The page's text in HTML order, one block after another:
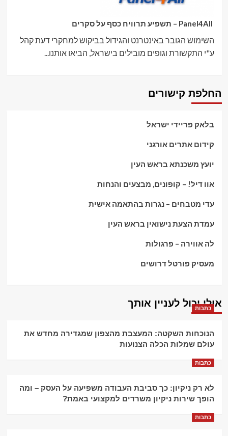
השימוש הגובר באינטרנט והגידול בביקוש למחקרי דעת קהל
ע"י התקשורת וגופים מובילים בישראל, הביאו אותנו...
החלפת קישורים
בלאק פריידי ישראל
קידום אתרים אורגני
יועץ משכנתא בראש העין
אוו דיל! – קופונים, מבצעים והנחות
עדי מטבחים – נגרות בהתאמה אישית
עמדת הצעת נישואין בראש העין
לה אווירה – פרגולות
מעסיק פורטל דרושים
אולי יכול לעניין אותך
כתבות
הנוכחות השקטה: המעצבת מהצפון שמגדירה מחדש את
עולם שמלות הכלה הצנועות
כתבות
לא רק ניקיון: כך סביבת העבודה משפיעה על העסק – ומה
הופך שירות ניקיון משרדים למקצועי באמת?
כתבות